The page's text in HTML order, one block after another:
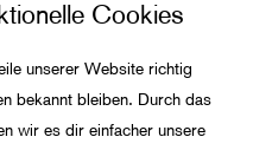
Cookies
unserer Website richtig
bekannt bleiben. Durch das
wir es dir einfacher unsere